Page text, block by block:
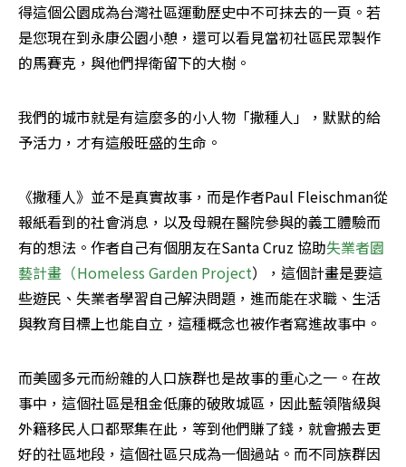
得這個公園成為台灣社區運動歷史中不可抹去的一頁。若
是您現在到永康公園小憩，還可以看見當初社區民眾製作
的馬賽克，與他們捍衛留下的大樹。
我們的城市就是有這麼多的小人物「撒種人」，默默的給
予活力，才有這般旺盛的生命。
《撒種人》並不是真實故事，而是作者Paul Fleischman從
報紙看到的社會消息，以及母親在醫院參與的義工體驗而
有的想法。作者自己有個朋友在Santa Cruz 協助失業者園
藝計畫（Homeless Garden Project），這個計畫是要這
些遊民、失業者學習自己解決問題，進而能在求職、生活
與教育目標上也能自立，這種概念也被作者寫進故事中。
而美國多元而紛雜的人口族群也是故事的重心之一。在故
事中，這個社區是租金低廉的破敗城區，因此藍領階級與
外籍移民人口都聚集在此，等到他們賺了錢，就會搬去更
好的社區地段，這個社區只成為一個過站。而不同族群因